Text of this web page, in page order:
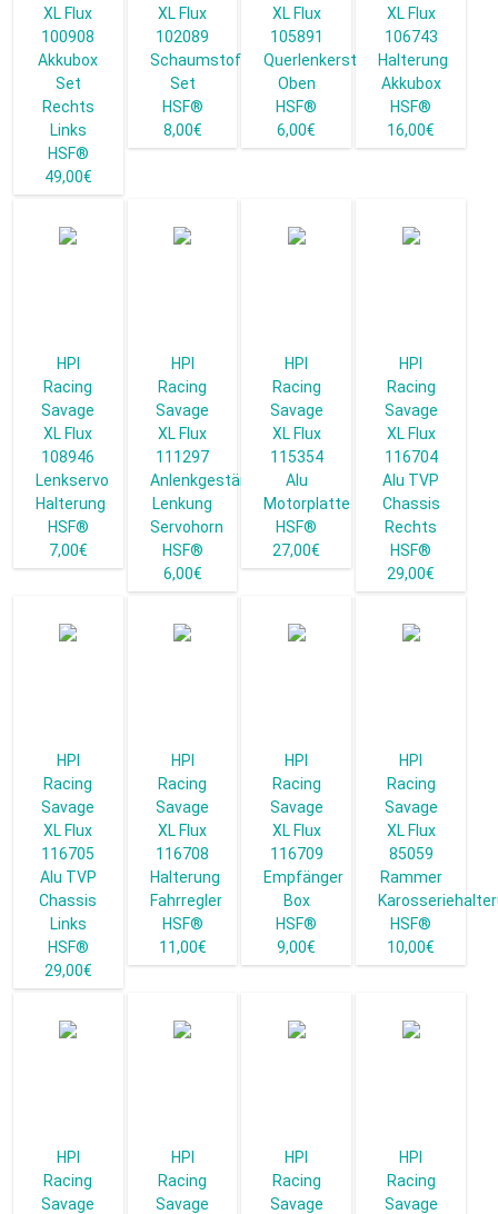
XL Flux
100908
Akkubox
Set
Rechts
Links
HSF®
49,00€
XL Flux
102089
Schaumstoffblock
Set
HSF®
8,00€
XL Flux
105891
Querlenkerstreben
Oben
HSF®
6,00€
XL Flux
106743
Halterung
Akkubox
HSF®
16,00€
HPI
Racing
Savage
XL Flux
108946
Lenkservo
Halterung
HSF®
7,00€
HPI
Racing
Savage
XL Flux
111297
Anlenkgestänge
Lenkung
Servohorn
HSF®
6,00€
HPI
Racing
Savage
XL Flux
115354
Alu
Motorplatte
HSF®
27,00€
HPI
Racing
Savage
XL Flux
116704
Alu TVP
Chassis
Rechts
HSF®
29,00€
HPI
Racing
Savage
XL Flux
116705
Alu TVP
Chassis
Links
HSF®
29,00€
HPI
Racing
Savage
XL Flux
116708
Halterung
Fahrregler
HSF®
11,00€
HPI
Racing
Savage
XL Flux
116709
Empfänger
Box
HSF®
9,00€
HPI
Racing
Savage
XL Flux
85059
Rammer
HSF®
10,00€
HPI
Racing
Savage
HPI
Racing
Savage
HPI
Racing
Savage
HPI
Racing
Savage